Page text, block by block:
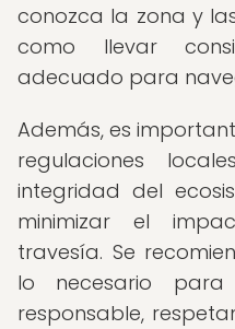
conozca la zona y
como llevar
adecuado para
Además, es
regulaciones
integridad del
minimizar el
travesía. Se
lo necesario
responsable,